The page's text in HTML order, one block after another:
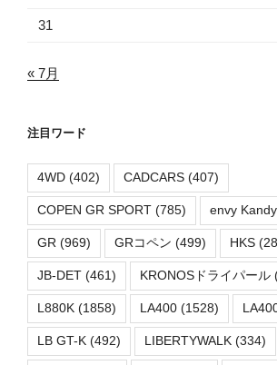
31
« 7月
注目ワード
4WD (402) CADCARS (407)
COPEN GR SPORT (785) envy
GR (969) GRコペン (499) HKS
JB-DET (461) KRONOSドライパール
L880K (1858) LA400 (1528)
LB GT-K (492) LIBERTYWALK (334)